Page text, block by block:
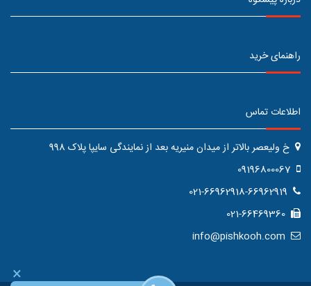
راهنمای خرید
اطلاعات تماس
خ ولیعصر بالاتر از میدان منیریه بعد از نمایندگی سایپا پلاک 998
×